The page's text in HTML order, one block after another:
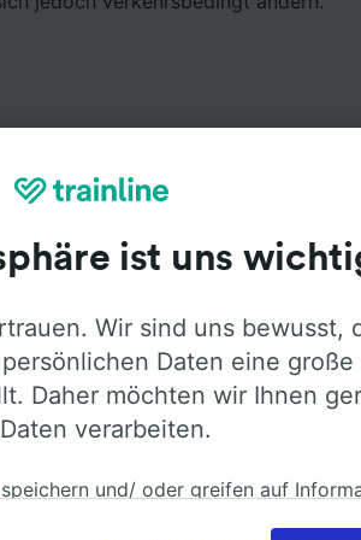
an Bord
mitFlixbusfahren. Öffnen Sie
der Anbieter zu
Barrierefreiheit Gepäck
ist uns
Wir sind uns bewusst,
Daten eine große
Daher möchten wir Ihnen
verarbeiten.
und/ oder greifen auf